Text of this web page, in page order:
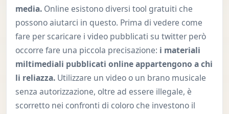
media.Online esistono diversi tool gratuiti che
possono aiutarci in questo. Prima di vedere come
fare per scaricare i video pubblicati su twitter però
occorre fare una piccola precisazione: i materiali
miltimediali pubblicati online appartengono a chi
li reliazza.Utilizzare un video o un brano musicale
senza autorizzazione, oltre ad essere illegale, è
scorretto nei confronti di coloro che investono il